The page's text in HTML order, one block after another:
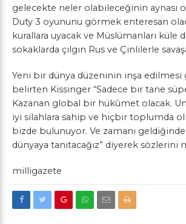
gelecekte neler olabileceğinin aynası
Duty 3 oyununu görmek enteresan
kurallara uyacak ve Müslümanları küle
sokaklarda çılgın Rus ve Çinlilerle
Yeni bir dünya düzeninin inşa
belirten Kissinger “Sadece bir tane
Kazanan global bir hükûmet olacak.
iyi silahlara sahip ve hiçbir toplumda
bizde bulunuyor. Ve zamanı geldiğinde
dünyaya tanıtacağız” diyerek sözlerini
milligazete